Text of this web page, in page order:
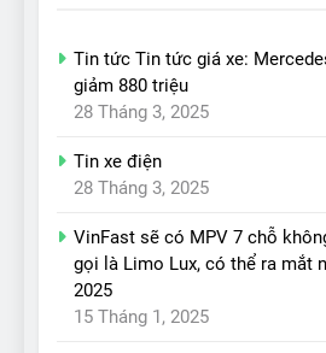
Tin tức Tin tức giá xe:
giảm 880 triệu
28 Tháng 3, 2025
Tin xe điện
28 Tháng 3, 2025
VinFast sẽ có MPV 7 chỗ
gọi là Limo Lux, có thể ra mắt
2025
15 Tháng 1, 2025